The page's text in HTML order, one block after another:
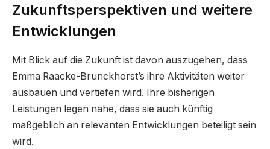
Zukunftsperspektiven und weitere
Entwicklungen
Mit Blick auf die Zukunft ist davon auszugehen, dass
Emma Raacke-Brunckhorst’s ihre Aktivitäten weiter
ausbauen und vertiefen wird. Ihre bisherigen
Leistungen legen nahe, dass sie auch künftig
maßgeblich an relevanten Entwicklungen beteiligt sein
wird.